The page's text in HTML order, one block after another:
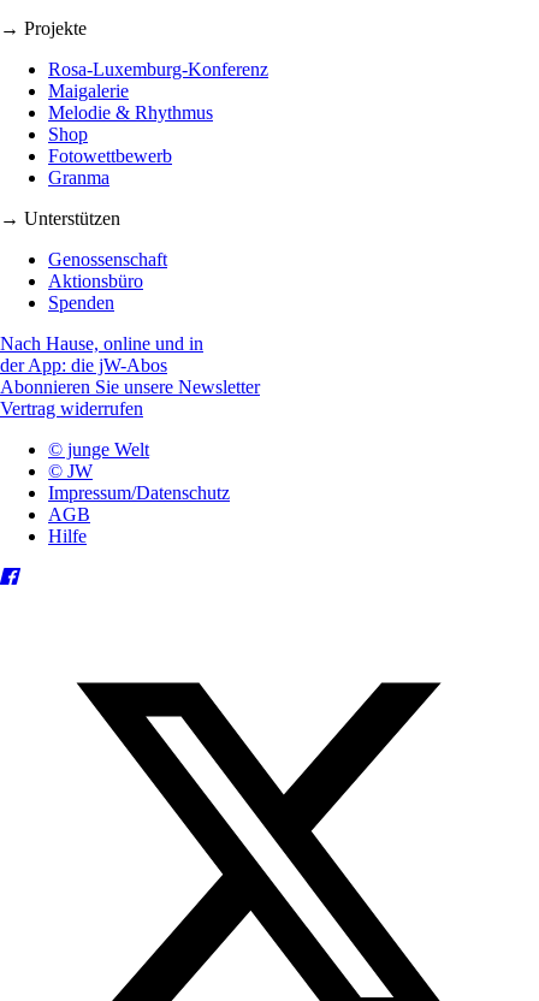
→ Projekte
Rosa-Luxemburg-Konferenz
Maigalerie
Melodie & Rhythmus
Shop
Fotowettbewerb
Granma
→ Unterstützen
Genossenschaft
Aktionsbüro
Spenden
Nach Hause, online und in
der App: die jW-Abos
Abonnieren Sie unsere Newsletter
Vertrag widerrufen
© junge Welt
© JW
Impressum/Datenschutz
AGB
Hilfe